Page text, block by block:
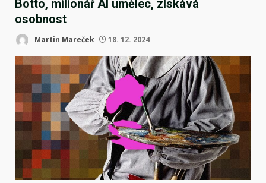
Botto, milionář AI umělec, získává
osobnost
Martin Mareček 18. 12. 2024